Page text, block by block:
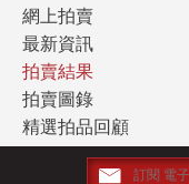
網上拍賣
最新資訊
拍賣結果
拍賣圖錄
精選拍品回顧